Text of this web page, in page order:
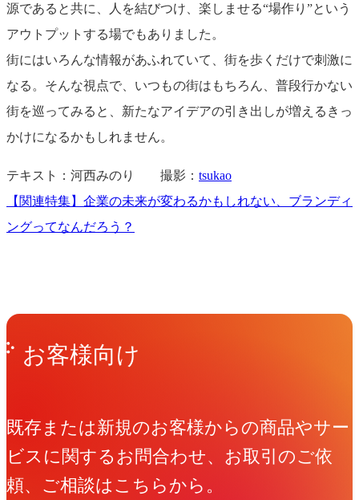
源であると共に、人を結びつけ、楽しませる“場作り”という
アウトプットする場でもありました。
街にはいろんな情報があふれていて、街を歩くだけで刺激に
なる。そんな視点で、いつもの街はもちろん、普段行かない
街を巡ってみると、新たなアイデアの引き出しが増えるきっ
かけになるかもしれません。
テキスト：河西みのり 撮影： tsukao
【関連特集】企業の未来が変わるかもしれない、ブランディ
ングってなんだろう？
Get in Touchお問い合わせ
お客様向け
既存または新規のお客様からの商品やサー
ビスに関するお問合わせ、お取引のご依
頼、ご相談はこちらから。